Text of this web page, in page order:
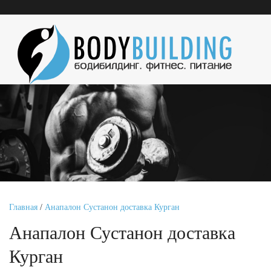
Главная / Анапалон Сустанон доставка Курган
Анапалон Сустанон доставка
Курган